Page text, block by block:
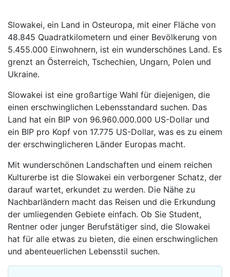
Slowakei, ein Land in Osteuropa, mit einer Fläche von
48.845 Quadratkilometern und einer Bevölkerung von
5.455.000 Einwohnern, ist ein wunderschönes Land. Es
grenzt an Österreich, Tschechien, Ungarn, Polen und
Ukraine.
Slowakei ist eine großartige Wahl für diejenigen, die
einen erschwinglichen Lebensstandard suchen. Das
Land hat ein BIP von 96.960.000.000 US-Dollar und
ein BIP pro Kopf von 17.775 US-Dollar, was es zu einem
der erschwinglicheren Länder Europas macht.
Mit wunderschönen Landschaften und einem reichen
Kulturerbe ist die Slowakei ein verborgener Schatz, der
darauf wartet, erkundet zu werden. Die Nähe zu
Nachbarländern macht das Reisen und die Erkundung
der umliegenden Gebiete einfach. Ob Sie Student,
Rentner oder junger Berufstätiger sind, die Slowakei
hat für alle etwas zu bieten, die einen erschwinglichen
und abenteuerlichen Lebensstil suchen.